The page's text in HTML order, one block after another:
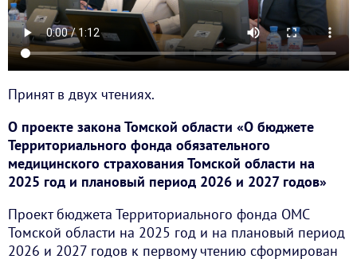
Принят в двух чтениях.
О проекте закона Томской области «О бюджете
Территориального фонда обязательного
медицинского страхования Томской области на
2025 год и плановый период 2026 и 2027 годов»
Проект бюджета Территориального фонда ОМС
Томской области на 2025 год и на плановый период
2026 и 2027 годов к первому чтению сформирован